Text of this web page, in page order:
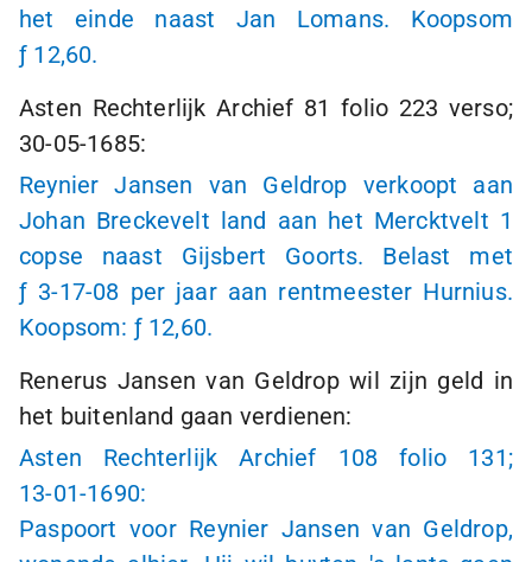
het einde naast Jan Lomans. Koopsom
ƒ 12,60.
Asten Rechterlijk Archief 81 folio 223 verso;
30-05-1685:
Reynier Jansen van Geldrop verkoopt aan
Johan Breckevelt land aan het Mercktvelt 1
copse naast Gijsbert Goorts. Belast met
ƒ 3-17-08 per jaar aan rentmeester Hurnius.
Koopsom: ƒ 12,60.
Renerus Jansen van Geldrop wil zijn geld in
het buitenland gaan verdienen:
Asten Rechterlijk Archief 108 folio 131;
13-01-1690:
Paspoort voor Reynier Jansen van Geldrop,